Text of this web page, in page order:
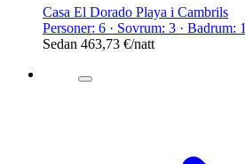
Casa El Dorado Playa i Cambrils
Personer: 6 · Sovrum: 3 · Badrum: 1
Sedan 463,73 €/natt